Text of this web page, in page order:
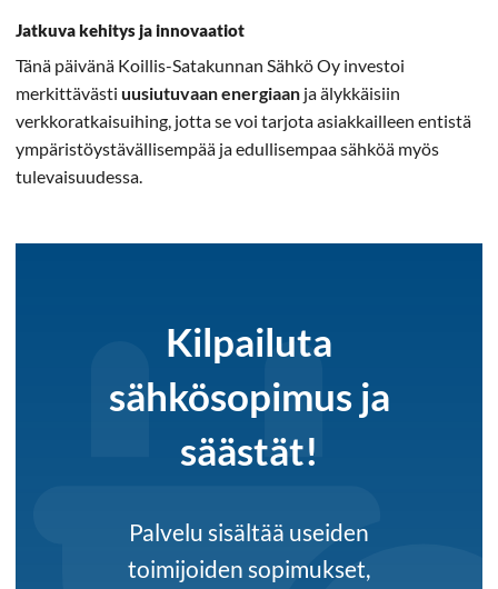
Jatkuva kehitys ja innovaatiot
Tänä päivänä Koillis-Satakunnan Sähkö Oy investoi
merkittävästi uusiutuvaan energiaan ja älykkäisiin
verkkoratkaisuihing, jotta se voi tarjota asiakkailleen entistä
ympäristöystävällisempää ja edullisempaa sähköä myös
tulevaisuudessa.
Kilpailuta
sähkösopimus ja
säästät!
Palvelu sisältää useiden
toimijoiden sopimukset,